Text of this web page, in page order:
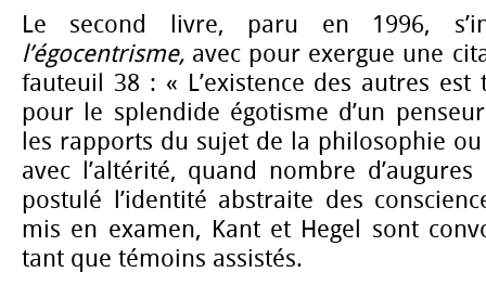
Le second livre, paru en 1996,
l’égocentrisme, avec pour exergue une
fauteuil 38 : « L’existence des autres
pour le splendide égotisme d’un
les rapports du sujet de la philosophie
avec l’altérité, quand nombre
postulé l’identité abstraite des
mis en examen, Kant et Hegel sont
tant que témoins assistés.